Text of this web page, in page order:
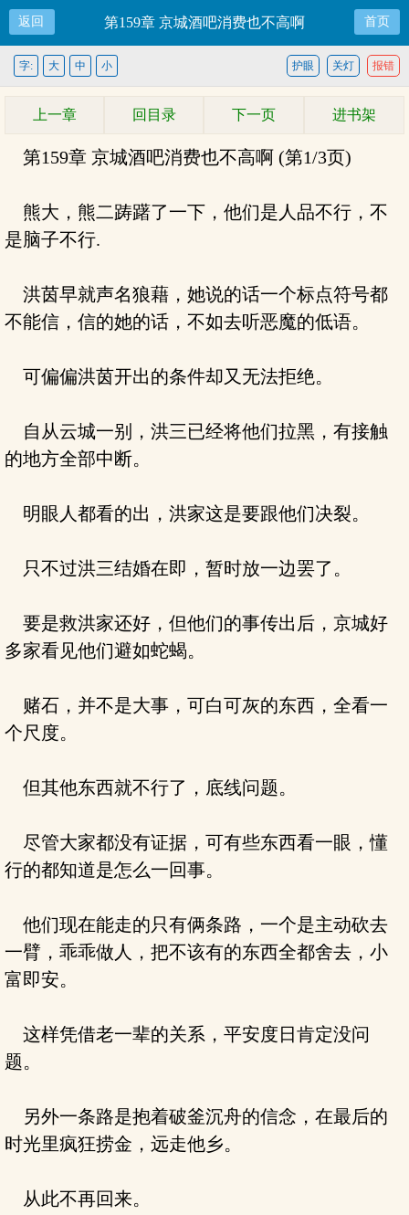
返回 第159章 京城酒吧消费也不高啊 首页
报错
关灯
护眼
字: 大 中 小
上一章 回目录 下一页 进书架
第159章 京城酒吧消费也不高啊 (第1/3页)
熊大，熊二踌躇了一下，他们是人品不行，不
是脑子不行.
洪茵早就声名狼藉，她说的话一个标点符号都
不能信，信的她的话，不如去听恶魔的低语。
可偏偏洪茵开出的条件却又无法拒绝。
自从云城一别，洪三已经将他们拉黑，有接触
的地方全部中断。
明眼人都看的出，洪家这是要跟他们决裂。
只不过洪三结婚在即，暂时放一边罢了。
要是救洪家还好，但他们的事传出后，京城好
多家看见他们避如蛇蝎。
赌石，并不是大事，可白可灰的东西，全看一
个尺度。
但其他东西就不行了，底线问题。
尽管大家都没有证据，可有些东西看一眼，懂
行的都知道是怎么一回事。
他们现在能走的只有俩条路，一个是主动砍去
一臂，乖乖做人，把不该有的东西全都舍去，小
富即安。
这样凭借老一辈的关系，平安度日肯定没问
题。
另外一条路是抱着破釜沉舟的信念，在最后的
时光里疯狂捞金，远走他乡。
从此不再回来。